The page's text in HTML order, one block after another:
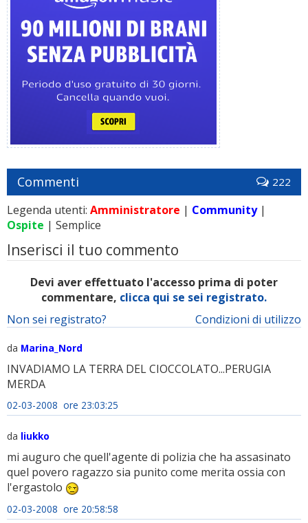
Commenti 222
Legenda utenti: Amministratore | Community|
Ospite | Semplice
Inserisci il tuo commento
Devi aver effettuato l'accesso prima di poter
commentare, clicca qui se sei registrato.
Condizioni di utilizzo
Non sei registrato?
da Marina_Nord
INVADIAMO LA TERRA DEL CIOCCOLATO...PERUGIA
MERDA
02-03-2008 ore 23:03:25
da liukko
mi auguro che quell'agente di polizia che ha assasinato
quel povero ragazzo sia punito come merita ossia con
l'ergastolo
02-03-2008 ore 20:58:58